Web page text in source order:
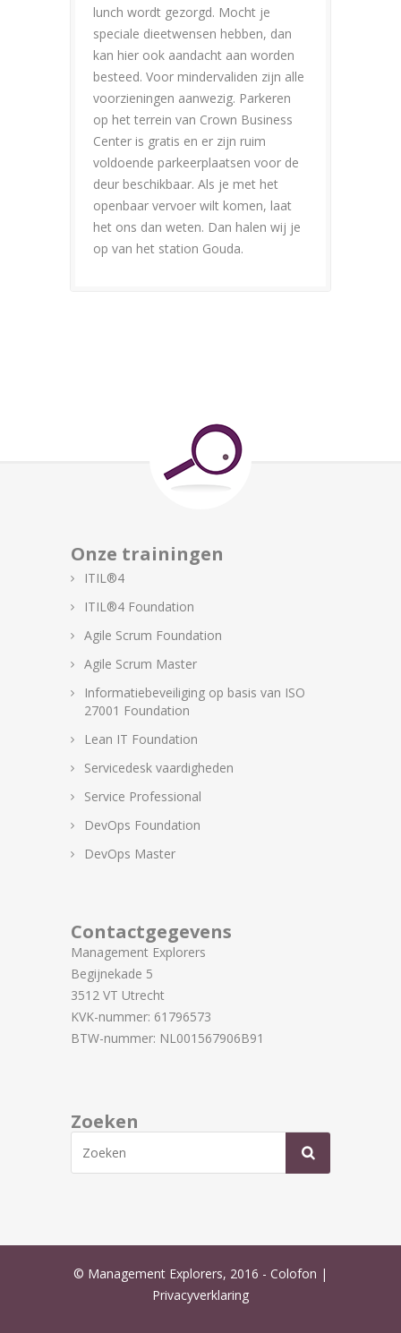
lunch wordt gezorgd. Mocht je
speciale dieetwensen hebben, dan
kan hier ook aandacht aan worden
besteed. Voor mindervaliden zijn alle
voorzieningen aanwezig. Parkeren
op het terrein van Crown Business
Center is gratis en er zijn ruim
voldoende parkeerplaatsen voor de
deur beschikbaar. Als je met het
openbaar vervoer wilt komen, laat
het ons dan weten. Dan halen wij je
op van het station Gouda.
Onze trainingen
ITIL®4
ITIL®4 Foundation
Agile Scrum Foundation
Agile Scrum Master
Informatiebeveiliging op basis van ISO
27001 Foundation
Lean IT Foundation
Servicedesk vaardigheden
Service Professional
DevOps Foundation
DevOps Master
Contactgegevens
Management Explorers
Begijnekade 5
3512 VT Utrecht
KVK-nummer: 61796573
BTW-nummer: NL001567906B91
Zoeken
© Management Explorers, 2016 - Colofon |
Privacyverklaring